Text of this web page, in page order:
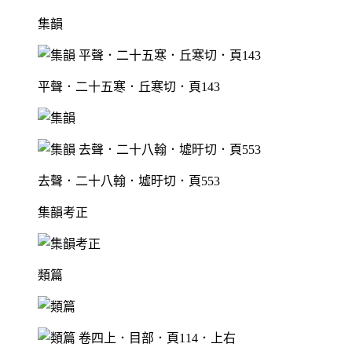
集韻
平聲．二十五寒．丘寒切．頁143
去聲．二十八翰．墟旴切．頁553
集韻考正
類篇